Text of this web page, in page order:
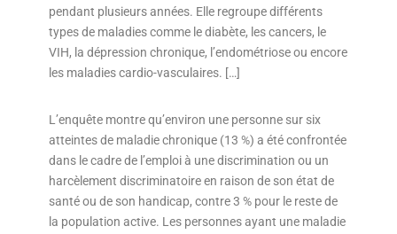
pendant plusieurs années. Elle regroupe différents
types de maladies comme le diabète, les cancers, le
VIH, la dépression chronique, l’endométriose ou encore
les maladies cardio-vasculaires. […]
L’enquête montre qu’environ une personne sur six
atteintes de maladie chronique (13 %) a été confrontée
dans le cadre de l’emploi à une discrimination ou un
harcèlement discriminatoire en raison de son état de
santé ou de son handicap, contre 3 % pour le reste de
la population active. Les personnes ayant une maladie